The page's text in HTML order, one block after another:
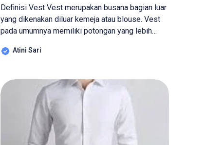
Definisi Vest Vest merupakan busana bagian luar
yang dikenakan diluar kemeja atau blouse. Vest
pada umumnya memiliki potongan yang lebih
itu, vest juga tidak berlengan, sehingga
atau biasa dikenal juga sebagai rompi, adalah
salah satu pakaian yang telah lama eksis dalam
Atini Sari